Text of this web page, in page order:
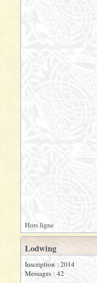
Hors ligne
Lodwing
Inscription : 2014
Messages : 42